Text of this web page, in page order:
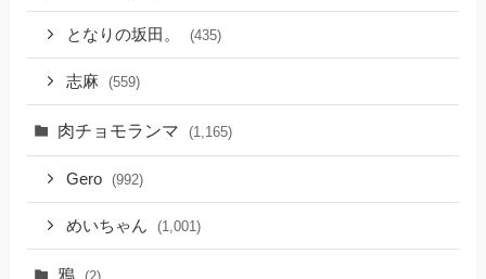
となりの坂田。 (435)
志麻 (559)
肉チョモランマ (1,165)
Gero (992)
めいちゃん (1,001)
鴉